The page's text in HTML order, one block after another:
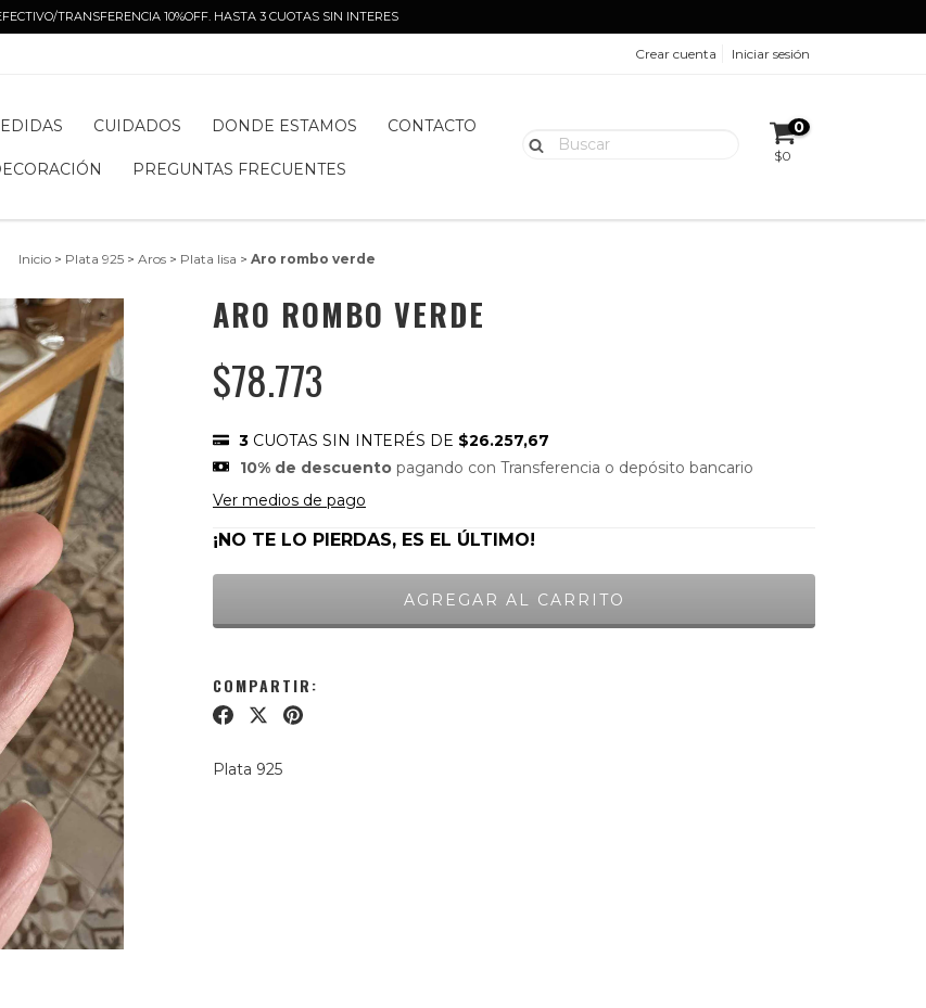
TRANSFERENCIA 10%OFF. HASTA 3 CUOTAS SIN INTERES
Crear cuenta Iniciar sesión
CUIDADOS DONDE ESTAMOS CONTACTO
PREGUNTAS FRECUENTES
0
$0
Inicio > Plata 925 > Aros > Plata lisa > Aro rombo verde
ARO ROMBO VERDE
$78.773
3 CUOTAS SIN INTERÉS DE $26.257,67
10% de descuento pagando con Transferencia o depósito bancario
Ver medios de pago
¡NO TE LO PIERDAS, ES EL ÚLTIMO!
COMPARTIR:
Plata 925